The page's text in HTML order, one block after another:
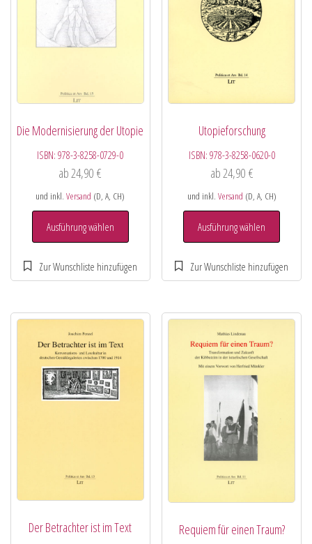
Die Modernisierung der Utopie
ISBN:978-3-8258-0729-0
ab 24,90€
und inkl.Versand (D, A, CH)
Ausführung wählen
Utopieforschung
ISBN: 978-3-8258-0620-0
ab 24,90 €
und inkl. Versand (D, A, CH)
Ausführung wählen
Der Betrachter ist im Text Requiem für einen Traum?